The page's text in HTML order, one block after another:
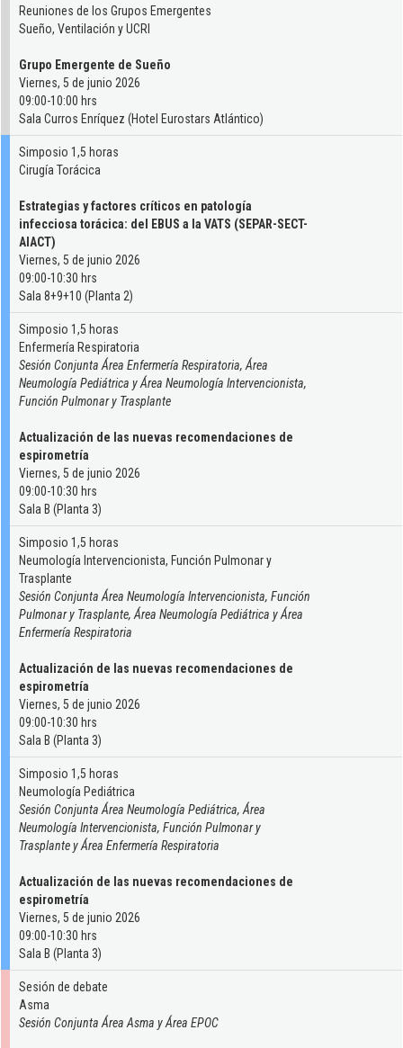
Reuniones de los Grupos Emergentes
Sueño, Ventilación y UCRI
Grupo Emergente de Sueño
Viernes, 5 de junio 2026
09:00-10:00 hrs
Sala Curros Enríquez (Hotel Eurostars Atlántico)
Simposio 1,5 horas
Cirugía Torácica
Estrategias y factores críticos en patología
infecciosa torácica: del EBUS a la VATS (SEPAR-SECT-
AIACT)
Viernes, 5 de junio 2026
09:00-10:30 hrs
Sala 8+9+10 (Planta 2)
Simposio 1,5 horas
Enfermería Respiratoria
Sesión Conjunta Área Enfermería Respiratoria, Área
Neumología Pediátrica y Área Neumología Intervencionista,
Función Pulmonar y Trasplante
Actualización de las nuevas recomendaciones de
espirometría
Viernes, 5 de junio 2026
09:00-10:30 hrs
Sala B (Planta 3)
Simposio 1,5 horas
Neumología Intervencionista, Función Pulmonar y
Trasplante
Sesión Conjunta Área Neumología Intervencionista, Función
Pulmonar y Trasplante, Área Neumología Pediátrica y Área
Enfermería Respiratoria
Actualización de las nuevas recomendaciones de
espirometría
Viernes, 5 de junio 2026
09:00-10:30 hrs
Sala B (Planta 3)
Simposio 1,5 horas
Neumología Pediátrica
Sesión Conjunta Área Neumología Pediátrica, Área
Neumología Intervencionista, Función Pulmonar y
Trasplante y Área Enfermería Respiratoria
Actualización de las nuevas recomendaciones de
espirometría
Viernes, 5 de junio 2026
09:00-10:30 hrs
Sala B (Planta 3)
Sesión de debate
Asma
Sesión Conjunta Área Asma y Área EPOC